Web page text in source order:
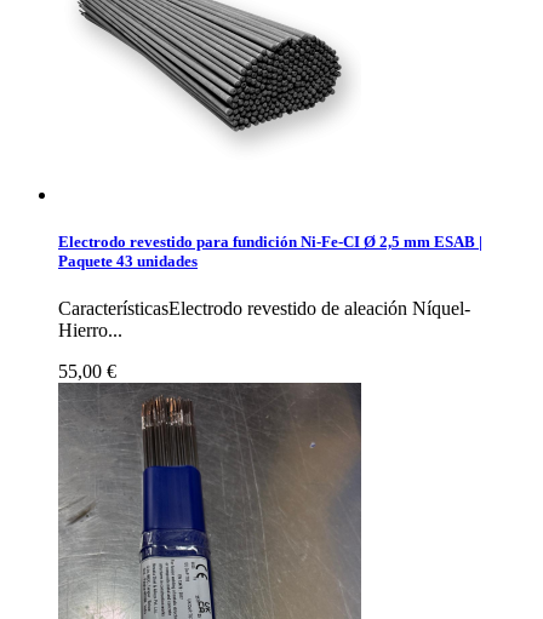
Electrodo revestido para fundición Ni-Fe-CI Ø 2,5 mm ESAB |
Paquete 43 unidades
CaracterísticasElectrodo revestido de aleación Níquel-
Hierro...
55,00 €